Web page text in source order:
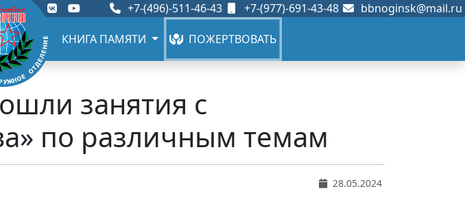
+7-(496)-511-46-43 +7-(977)-691-43-48 bbnoginsk@mail.ru
КНИГА ПАМЯТИ ПОЖЕРТВОВАТЬ
занятия с
по различным темам
28.05.2024